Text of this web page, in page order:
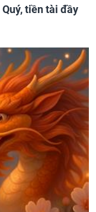
tiền tài đầy